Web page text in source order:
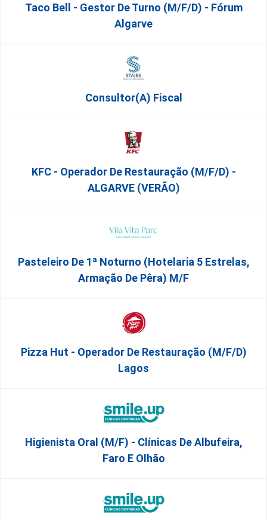
Taco Bell - Gestor De Turno (m/f/d) - Fórum
Algarve
Consultor(a) Fiscal
KFC - Operador De Restauração (m/f/d) -
ALGARVE (VERÃO)
Pasteleiro De 1ª Noturno (Hotelaria 5 Estrelas,
Armação De Pêra) M/f
Pizza Hut - Operador De Restauração (m/f/d)
Lagos
Higienista Oral (M/F) - Clínicas De Albufeira,
Faro E Olhão